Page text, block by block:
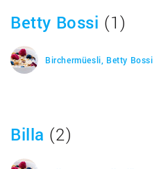
Betty Bossi (1)
Birchermüesli, Betty Bossi
Billa (2)